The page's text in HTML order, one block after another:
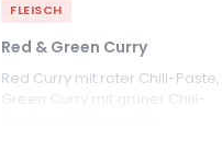
FLEISCH
Red & Green Curry
Red Curry mit roter Chili-Paste,
Green Curry mit grüner Chili-